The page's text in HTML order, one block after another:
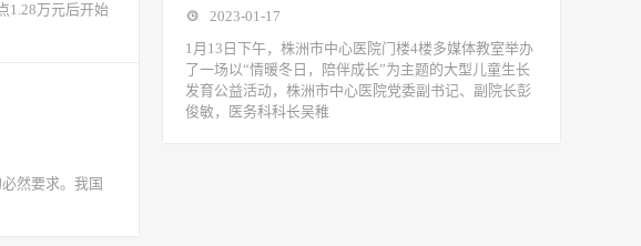
1.28万元后开始
然要求。我国
2023-01-17
1月13日下午，株洲市中心医院门楼4楼多媒体教室举办
了一场以“情暖冬日，陪伴成长”为主题的大型儿童生长
发育公益活动，株洲市中心医院党委副书记、副院长彭
俊敏，医务科科长吴稚